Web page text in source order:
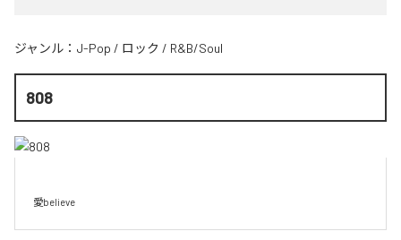
ジャンル： J-Pop / ロック / R&B/Soul
808
愛believe